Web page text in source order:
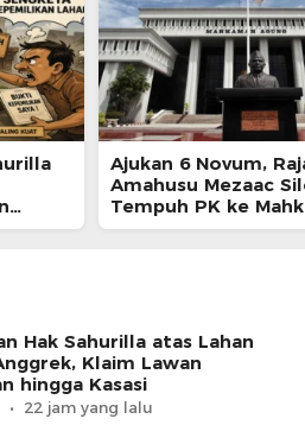
Ajukan 6 Novum,
Amahusu Mezaac
Tempuh PK ke
Agung
Hak Sahurilla atas Lahan
Klaim Lawan
hingga Kasasi
22 jam yang lalu